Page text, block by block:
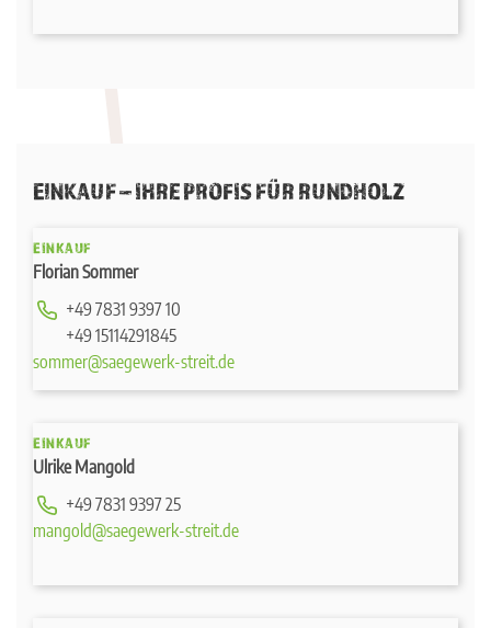
EINKAUF – IHRE PROFIS FÜR RUNDHOLZ
EINKAUF
Florian Sommer
+49 7831 9397 10
+49 15114291845
sommer@saegewerk-streit.de
EINKAUF
Ulrike Mangold
+49 7831 9397 25
mangold@saegewerk-streit.de